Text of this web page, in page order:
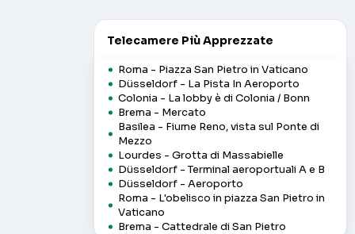
Telecamere Più Apprezzate
Roma - Piazza San Pietro in Vaticano
Düsseldorf - La Pista In Aeroporto
Colonia - La lobby è di Colonia / Bonn
Brema - Mercato
Basilea - Fiume Reno, vista sul Ponte di
Mezzo
Lourdes - Grotta di Massabielle
Düsseldorf - Terminal aeroportuali A e B
Düsseldorf - Aeroporto
Roma - L'obelisco in piazza San Pietro in
Vaticano
Brema - Cattedrale di San Pietro